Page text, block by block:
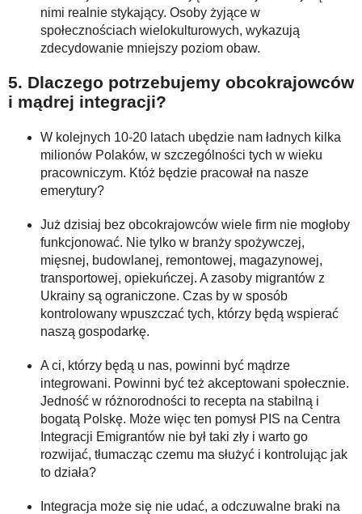
nimi realnie stykający. Osoby żyjące w
społecznościach wielokulturowych, wykazują
zdecydowanie mniejszy poziom obaw.
5. Dlaczego potrzebujemy obcokrajowców
i mądrej integracji?
W kolejnych 10-20 latach ubędzie nam ładnych kilka
milionów Polaków, w szczególności tych w wieku
pracowniczym. Któż będzie pracował na nasze
emerytury?
Już dzisiaj bez obcokrajowców wiele firm nie mogłoby
funkcjonować. Nie tylko w branży spożywczej,
mięsnej, budowlanej, remontowej, magazynowej,
transportowej, opiekuńczej. A zasoby migrantów z
Ukrainy są ograniczone. Czas by w sposób
kontrolowany wpuszczać tych, którzy będą wspierać
naszą gospodarkę.
A ci, którzy będą u nas, powinni być mądrze
integrowani. Powinni być też akceptowani społecznie.
Jedność w różnorodności to recepta na stabilną i
bogatą Polskę. Może więc ten pomysł PIS na Centra
Integracji Emigrantów nie był taki zły i warto go
rozwijać, tłumacząc czemu ma służyć i kontrolując jak
to działa?
Integracja może się nie udać, a odczuwalne braki na